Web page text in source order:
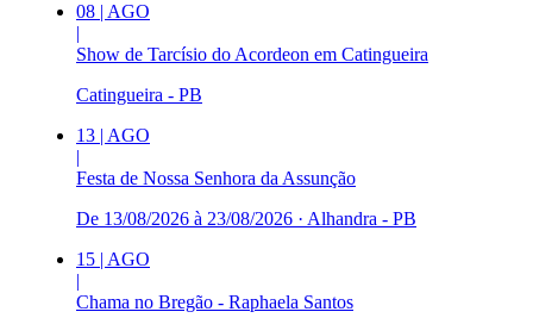
08 | AGO
|
Show de Tarcísio do Acordeon em Catingueira
Catingueira - PB
13 | AGO
|
Festa de Nossa Senhora da Assunção
De 13/08/2026 à 23/08/2026 · Alhandra - PB
15 | AGO
|
Chama no Bregão - Raphaela Santos